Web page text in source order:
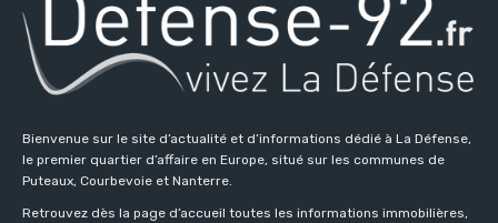
Bienvenue sur le site d’actualité et d’informations dédié à La Défense,
le premier quartier d’affaire en Europe, situé sur les communes de
Puteaux, Courbevoie et Nanterre.
Retrouvez dès la page d’accueil toutes les informations immobilières,